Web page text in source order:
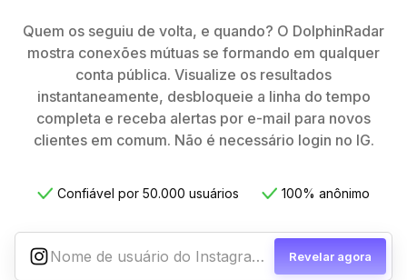
Quem os seguiu de volta, e quando? O DolphinRadar
mostra conexões mútuas se formando em qualquer
conta pública. Visualize os resultados
instantaneamente, desbloqueie a linha do tempo
completa e receba alertas por e-mail para novos
clientes em comum. Não é necessário login no IG.
Confiável por 50.000 usuários 100% anônimo
Revelar agora